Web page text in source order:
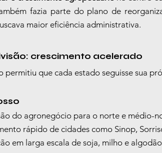
fazia parte do plano de
maior eficiência administrativa.
crescimento acelerado
permitiu que cada estado seguisse sua
do agronegócio para o norte e médio-
rápido de cidades como Sinop,
em larga escala de soja, milho e algodão